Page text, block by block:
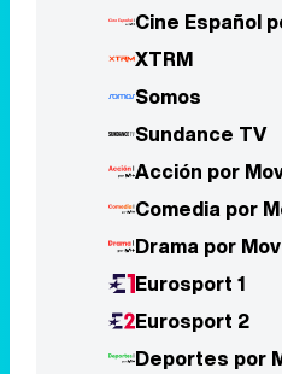
Cine Español
XTRM
Somos
Sundance TV
Acción por
Comedia por
Drama por
Eurosport 1
Eurosport 2
Deportes por